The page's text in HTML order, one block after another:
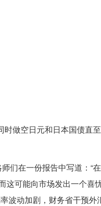
做空日元和日本国债直
们在一份报告中写道：“
这可能向市场发出一个喜
动加剧，财务省干预外